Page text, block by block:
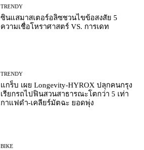
TRENDY
ซินแสมาสเตอร์อลิซชวนไขข้อสงสัย 5
ความเชื่อโหราศาสตร์ VS. การเดท
TRENDY
แกร็บ เผย Longevity-HYROX ปลุกคนกรุง
เรียกรถไปฟินสวนสาธารณะโตกว่า 5 เท่า
กาแฟดำ-เคลียร์มัตฉะ ยอดพุ่ง
BIKE